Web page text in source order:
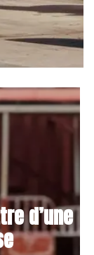
d’une